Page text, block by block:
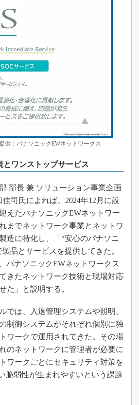
供：パナソニックEWネットワークス
ワンストップサービス
部長 兼 ソリューション事業企画
佳司氏によれば、2024年12月に設
えたパナソニックEWネットワー
までネットワーク事業とネットワ
造に特化し、「“安心のパナソニ
製品とサービスを提供してきた。
パナソニックEWネットワークス
きたネットワーク技術と現場対応
た」と説明する。
では、入退管理システムや照明、
制御システムがそれぞれ個別に独
ワークで運用されてきた。その場
のネットワークに管理者が必要に
ワークごとにセキュリティ対策を
脆弱性が生まれやすいという課題